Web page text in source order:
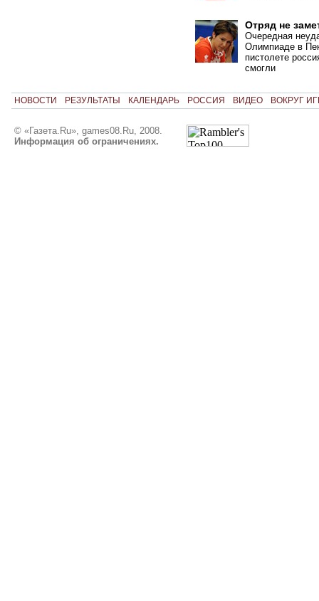
Отряд не
Очередная
Олимпиаде в
пистолете
смогли
НОВОСТИ РЕЗУЛЬТАТЫ КАЛЕНДАРЬ РОССИЯ ВИДЕО ВОКРУГ
© «Газета.Ru», games08.Ru, 2008.
Информация об ограничениях.